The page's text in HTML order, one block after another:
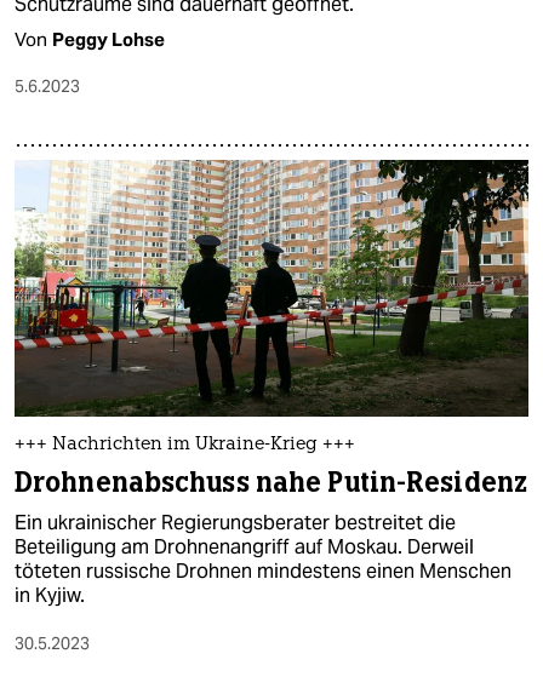
Von Peggy Lohse
5.6.2023
+++ Nachrichten im Ukraine-Krieg +++
Drohnenabschuss nahe Putin-Residenz
Ein ukrainischer Regierungsberater bestreitet die
Beteiligung am Drohnenangriff auf Moskau. Derweil
töteten russische Drohnen mindestens einen Menschen
in Kyjiw.
30.5.2023